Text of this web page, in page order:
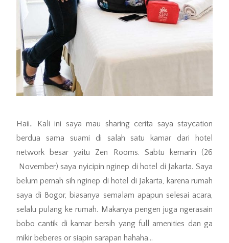
Haii.. Kali ini saya mau sharing cerita saya staycation
berdua sama suami di salah satu kamar dari hotel
network besar yaitu Zen Rooms. Sabtu kemarin (26
November) saya nyicipin nginep di hotel di Jakarta. Saya
belum pernah sih nginep di hotel di Jakarta, karena rumah
saya di Bogor, biasanya semalam apapun selesai acara,
selalu pulang ke rumah. Makanya pengen juga ngerasain
bobo cantik di kamar bersih yang full amenities dan ga
mikir beberes or siapin sarapan hahaha…